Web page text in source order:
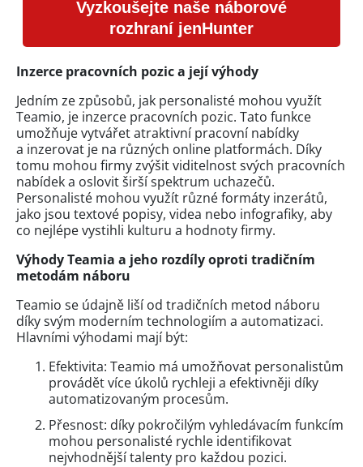
Vyzkoušejte naše náborové
rozhraní jenHunter
Inzerce pracovních pozic a její výhody
Jedním ze způsobů, jak personalisté mohou využít
Teamio, je inzerce pracovních pozic. Tato funkce
umožňuje vytvářet atraktivní pracovní nabídky
a inzerovat je na různých online platformách. Díky
tomu mohou firmy zvýšit viditelnost svých pracovních
nabídek a oslovit širší spektrum uchazečů.
Personalisté mohou využít různé formáty inzerátů,
jako jsou textové popisy, videa nebo infografiky, aby
co nejlépe vystihli kulturu a hodnoty firmy.
Výhody Teamia a jeho rozdíly oproti tradičním
metodám náboru
Teamio se údajně liší od tradičních metod náboru
díky svým moderním technologiím a automatizaci.
Hlavními výhodami mají být:
Efektivita: Teamio má umožňovat personalistům
provádět více úkolů rychleji a efektivněji díky
automatizovaným procesům.
Přesnost: díky pokročilým vyhledávacím funkcím
mohou personalisté rychle identifikovat
nejvhodnější talenty pro každou pozici.